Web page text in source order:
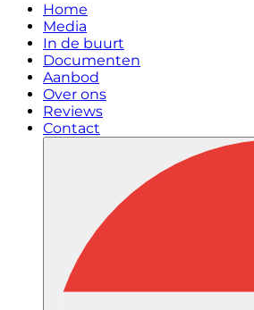
Home
Media
In de buurt
Documenten
Aanbod
Over ons
Reviews
Contact